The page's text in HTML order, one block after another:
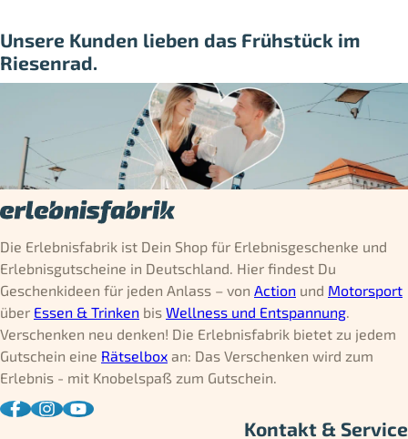
Unsere Kunden lieben das Frühstück im
Riesenrad.
Die Erlebnisfabrik ist Dein Shop für Erlebnisgeschenke und
Erlebnisgutscheine in Deutschland. Hier findest Du
Geschenkideen für jeden Anlass – von Action und Motorsport
über Essen & Trinken bis Wellness und Entspannung.
Verschenken neu denken! Die Erlebnisfabrik bietet zu jedem
Gutschein eine Rätselbox an: Das Verschenken wird zum
Erlebnis - mit Knobelspaß zum Gutschein.
Kontakt & Service